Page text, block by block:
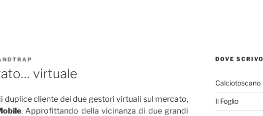
virtuale
duplice cliente dei due gestori virtuali sul mercato,
. Approfittando della vicinanza di due grandi
DOVE
Calciotoscano
Il Foglio